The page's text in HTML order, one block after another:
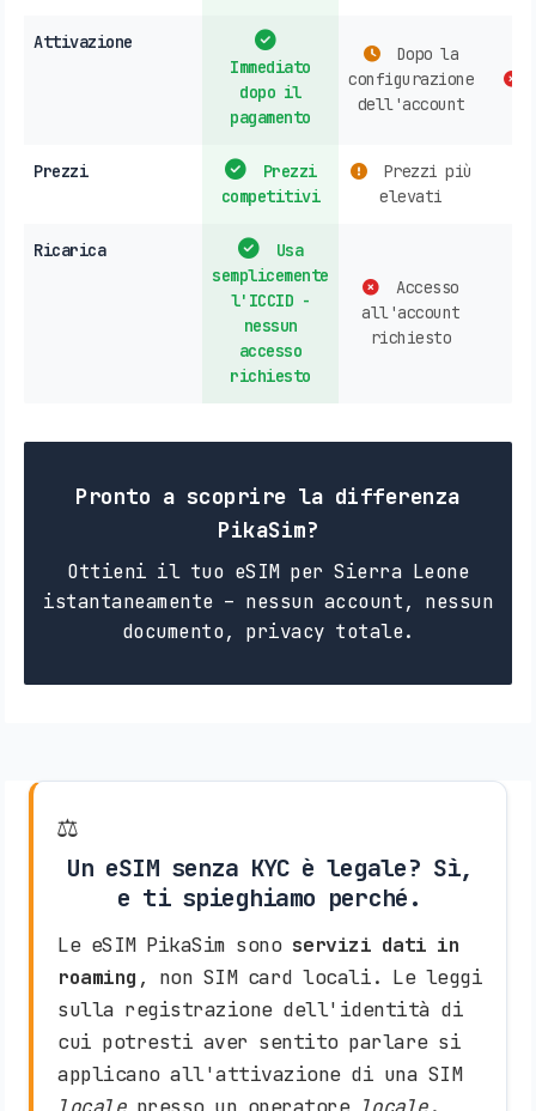
Attivazione
Immediato
dopo il
pagamento
Dopo la
configurazione
dell'account
Prezzi
Prezzi
competitivi
Prezzi più
elevati
Ricarica
Usa
semplicemente
l'ICCID -
nessun
accesso
richiesto
Accesso
all'account
richiesto
Pronto a scoprire la differenza
PikaSim?
Ottieni il tuo eSIM per Sierra Leone
istantaneamente – nessun account, nessun
documento, privacy totale.
⚖️
Un eSIM senza KYC è legale? Sì,
e ti spieghiamo perché.
Le eSIM PikaSim sono servizi dati in
roaming , non SIM card locali. Le leggi
sulla registrazione dell'identità di
cui potresti aver sentito parlare si
applicano all'attivazione di una SIM